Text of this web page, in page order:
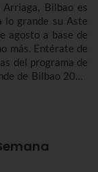
Bilbao es
lo grande su Aste
agosto a base de
más. Entérate de
del programa de
de Bilbao 2026